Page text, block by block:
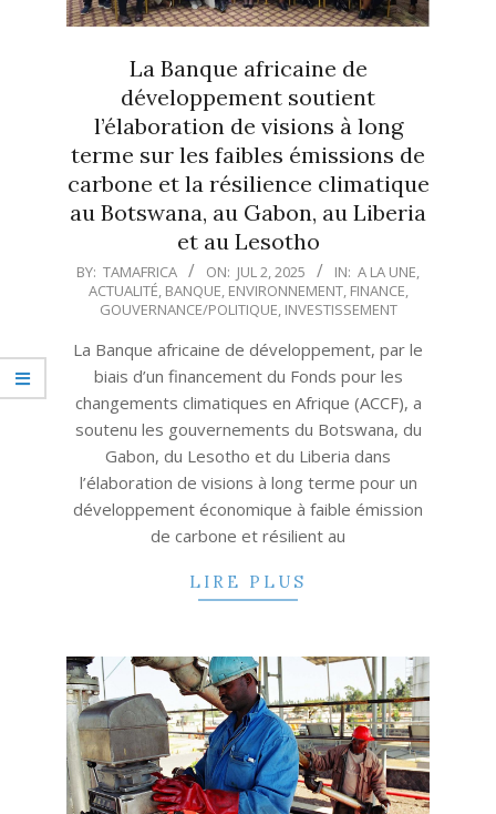
La Banque africaine de
développement soutient
l’élaboration de visions à long
terme sur les faibles émissions de
carbone et la résilience climatique
au Botswana, au Gabon, au Liberia
et au Lesotho
2025-
07-
BY: TAMAFRICA ON: JUL 2, 2025 IN: A LA UNE,
ACTUALITÉ, BANQUE, ENVIRONNEMENT, FINANCE,
GOUVERNANCE/POLITIQUE, INVESTISSEMENT
La Banque africaine de développement, par le
biais d’un financement du Fonds pour les
changements climatiques en Afrique (ACCF), a
soutenu les gouvernements du Botswana, du
Gabon, du Lesotho et du Liberia dans
l’élaboration de visions à long terme pour un
développement économique à faible émission
de carbone et résilient au
LIRE PLUS